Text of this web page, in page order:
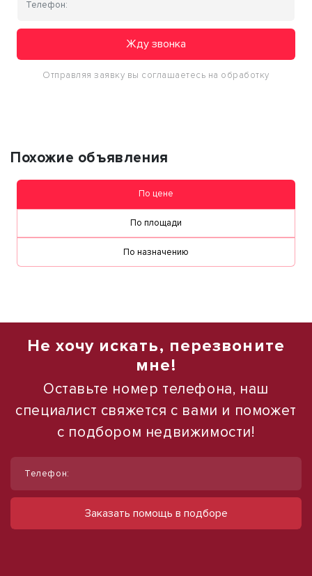
Жду звонка
Отправляя заявку вы соглашаетесь на обработку
Похожие объявления
По цене
По площади
По назначению
Не хочу искать, перезвоните
мне!
Оставьте номер телефона, наш
специалист свяжется с вами и поможет
с подбором недвижимости!
Телефон:
Заказать помощь в подборе